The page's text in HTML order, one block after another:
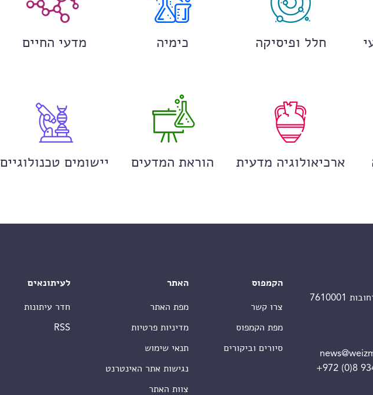
חלל ופיסיקה כימיה מדעי החיים
ארכיאולוגיה מדעית הוראת המדעים יישומים טכנולוגיים
+972 (0)8
הקמפוס
צרו קשר
מפת הקמפוס
סיורים וביקורים
האתר
מפת האתר
מדיניות פרטיות
תנאי שימוש
נגישות אתר האינטרנט
צוות האתר
לעיתונאים
חדר עיתונות
RSS